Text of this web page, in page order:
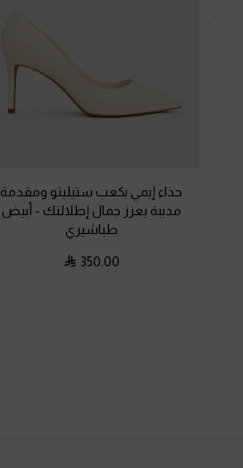
حذاء إيمي بكعب ستيليتو ومقدمة
مدببة يعزز جمال إطلالتك - أبيض
طباشيري
350.00